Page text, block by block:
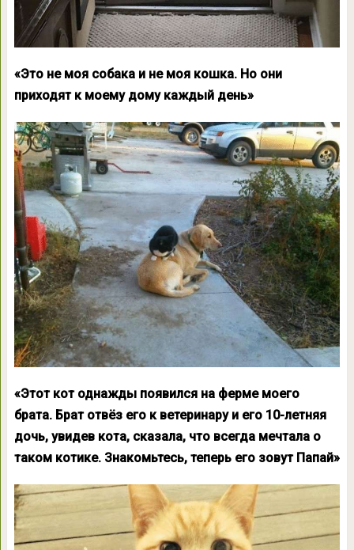
«Это не моя собака и не моя кошка. Но они
приходят к моему дому каждый день»
«Этот кот однажды появился на ферме моего
брата. Брат отвёз его к ветеринару и его 10-летняя
дочь, увидев кота, сказала, что всегда мечтала о
таком котике. Знакомьтесь, теперь его зовут Папай»